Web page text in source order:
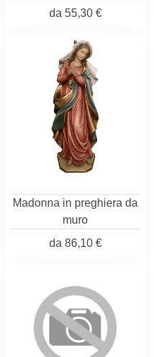
da 55,30 €
Madonna in preghiera da
muro
da 86,10 €